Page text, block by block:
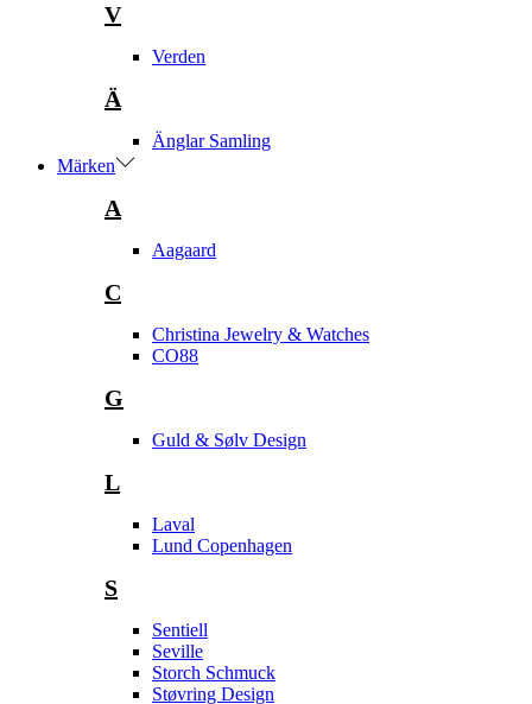
V
Verden
Ä
Änglar Samling
Märken
A
Aagaard
C
Christina Jewelry & Watches
CO88
G
Guld & Sølv Design
L
Laval
Lund Copenhagen
S
Sentiell
Seville
Storch Schmuck
Støvring Design